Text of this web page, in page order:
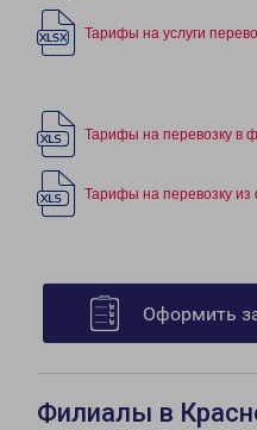
Тарифы на услуги
Тарифы на перевозку в
Тарифы на перевозку
Оформить
Филиалы в